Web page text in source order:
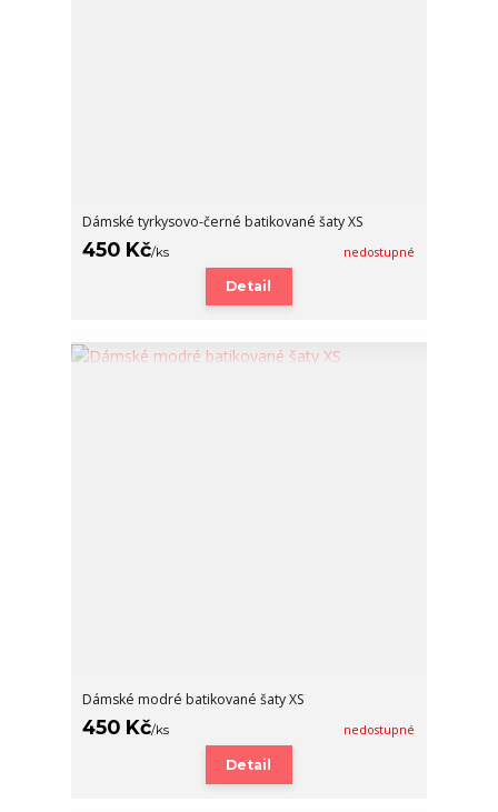
Dámské tyrkysovo-černé batikované šaty XS
450 Kč/ks nedostupné
Detail
Dámské modré batikované šaty XS
450 Kč/ks nedostupné
Detail